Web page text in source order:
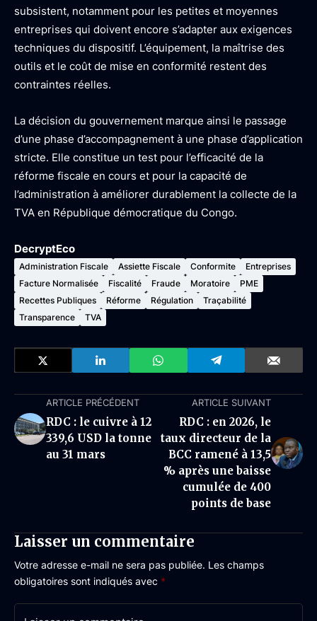
subsistent, notamment pour les petites et moyennes
entreprises qui doivent encore s’adapter aux exigences
techniques du dispositif. L’équipement, la maîtrise des
outils et le coût de mise en conformité restent des
contraintes réelles.
La décision du gouvernement marque ainsi le passage
d’une phase d’accompagnement à une phase d’application
stricte. Elle constitue un test pour l’efficacité de la
réforme fiscale en cours et pour la capacité de
l’administration à améliorer durablement la collecte de la
TVA en République démocratique du Congo.
DecryptEco
Administration Fiscale Assiette Fiscale Conformite
Entreprises
Facture Normalisée
Fiscalité Fraude Moratoire
PME
Recettes Publiques
Réforme Régulation
Traçabilité
Transparence
TVA
ARTICLE PRÉCÉDENT
RDC : le cuivre à 12
339,6 USD la tonne
au 31 mars
ARTICLE SUIVANT
RDC : en 2026, le
taux directeur de la
BCC ramené à 13,5
% après une baisse
cumulée de 400
points de base
Laisser un commentaire
Votre adresse e-mail ne sera pas publiée. Les champs
obligatoires sont indiqués avec *